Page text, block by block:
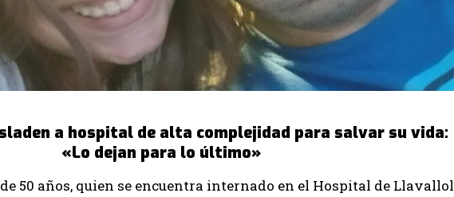
a hospital de alta complejidad para salvar su vida:
«Lo dejan para lo último»
50 años, quien se encuentra internado en el Hospital de Llavallol